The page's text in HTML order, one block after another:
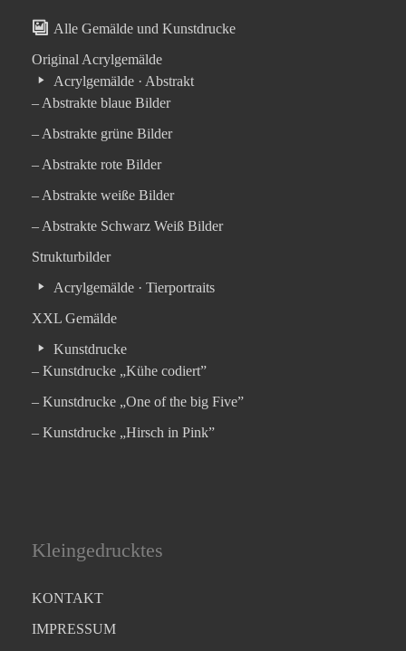
Alle Gemälde und Kunstdrucke
Original Acrylgemälde
Acrylgemälde · Abstrakt
– Abstrakte blaue Bilder
– Abstrakte grüne Bilder
– Abstrakte rote Bilder
– Abstrakte weiße Bilder
– Abstrakte Schwarz Weiß Bilder
Strukturbilder
Acrylgemälde · Tierportraits
XXL Gemälde
Kunstdrucke
– Kunstdrucke „Kühe codiert”
– Kunstdrucke „One of the big Five”
– Kunstdrucke „Hirsch in Pink”
Kleingedrucktes
KONTAKT
IMPRESSUM